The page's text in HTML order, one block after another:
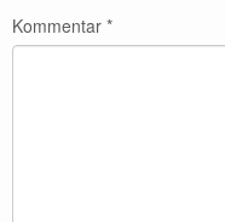
Kommentar *